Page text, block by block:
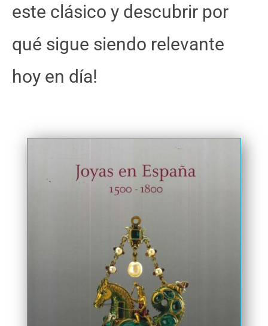
este clásico y descubrir por
qué sigue siendo relevante
hoy en día!